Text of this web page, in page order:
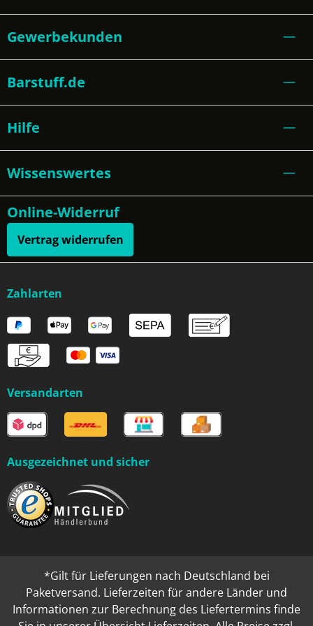
Gewerbekunden
Barstuff.de
Hilfe
Wissenswertes
Online-Widerruf
Vertrag widerrufen
Zahlarten
Versandarten
Ausgezeichnet und sicher
*Gilt für Lieferungen nach Deutschland bei
Paketversand. Lieferzeiten für andere Länder und
Informationen zur Berechnung des Liefertermins finde